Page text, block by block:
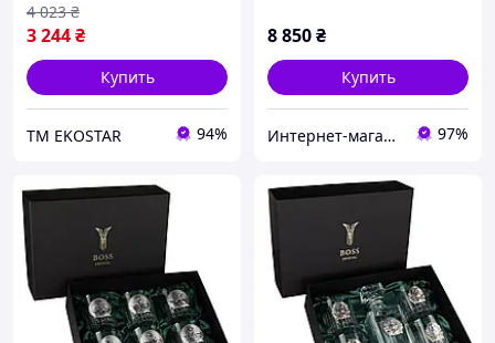
3 244₴
4 023 ₴
Купить
ТМ EKOSTAR 94%
8 850₴
Купить
Интернет-магазин Итакшоп 97%